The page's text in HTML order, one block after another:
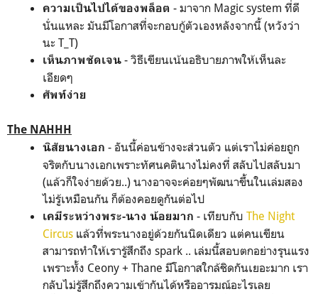
ความเป็นไปได้ของพล็อต - มาจาก Magic system ที่ดี
นั่นแหละ มันมีโอกาสที่จะกอบกู้ตัวเองหลังจากนี้ (หวังว่า
นะ T_T)
เห็นภาพชัดเจน - วิธีเขียนเน้นอธิบายภาพให้เห็นละ
เอียดๆ
ศัพท์ง่าย
The NAHHH
นิสัยนางเอก - อันนี้ค่อนข้างจะส่วนตัว แต่เราไม่ค่อยถูก
จริตกับนางเอกเพราะทัศนคตินางไม่คงที่ สลับไปสลับมา
(แล้วก็ใจง่ายด้วย..) นางอาจจะค่อยๆพัฒนาขึ้นในเล่มสอง
ไม่รู้เหมือนกัน ก็ต้องคอยดูกันต่อไป
เคมีระหว่างพระ-นาง น้อยมาก - เทียบกับ The Night
Circus แล้วที่พระนางอยู่ด้วยกันนิดเดียว แต่คนเขียน
สามารถทำให้เรารู้สึกถึง spark .. เล่มนี้สอบตกอย่างรุนแรง
เพราะทั้ง Ceony + Thane มีโอกาสใกล้ชิดกันเยอะมาก เรา
กลับไม่รู้สึกถึงความเข้ากันได้หรืออารมณ์อะไรเลย